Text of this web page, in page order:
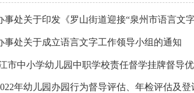
处关于印发《罗山街道迎接“泉州市语言文
事处关于成立语言文字工作领导小组的通知
市中小学幼儿园中职学校责任督学挂牌督导
年幼儿园办园行为督导评估、年检评估及